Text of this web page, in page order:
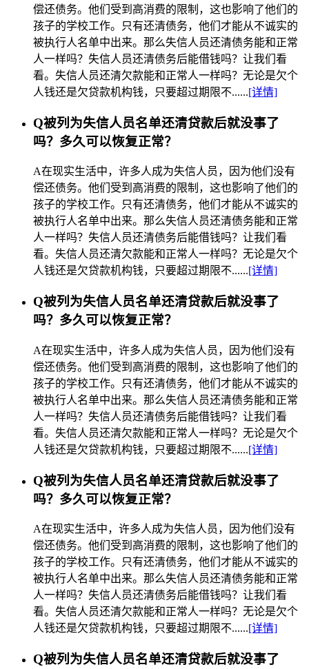
偿还债务。他们受到高消费的限制，这也影响了他们的
孩子的学校工作。只有还清债务，他们才能从不诚实的
被执行人名单中出来。那么失信人员还清债务能和正常
人一样吗？失信人员还清债务后能借钱吗？让我们看
看。失信人员还清欠款能和正常人一样吗？无论是欠个
人钱还是欠贷款机构钱，只要超过期限不......[详情]
Q被列为失信人员名单还清贷款后就没事了
吗？多久可以恢复正常？
A在现实生活中，许多人成为失信人员，因为他们没有
偿还债务。他们受到高消费的限制，这也影响了他们的
孩子的学校工作。只有还清债务，他们才能从不诚实的
被执行人名单中出来。那么失信人员还清债务能和正常
人一样吗？失信人员还清债务后能借钱吗？让我们看
看。失信人员还清欠款能和正常人一样吗？无论是欠个
人钱还是欠贷款机构钱，只要超过期限不......[详情]
Q被列为失信人员名单还清贷款后就没事了
吗？多久可以恢复正常？
A在现实生活中，许多人成为失信人员，因为他们没有
偿还债务。他们受到高消费的限制，这也影响了他们的
孩子的学校工作。只有还清债务，他们才能从不诚实的
被执行人名单中出来。那么失信人员还清债务能和正常
人一样吗？失信人员还清债务后能借钱吗？让我们看
看。失信人员还清欠款能和正常人一样吗？无论是欠个
人钱还是欠贷款机构钱，只要超过期限不......[详情]
Q被列为失信人员名单还清贷款后就没事了
吗？多久可以恢复正常？
A在现实生活中，许多人成为失信人员，因为他们没有
偿还债务。他们受到高消费的限制，这也影响了他们的
孩子的学校工作。只有还清债务，他们才能从不诚实的
被执行人名单中出来。那么失信人员还清债务能和正常
人一样吗？失信人员还清债务后能借钱吗？让我们看
看。失信人员还清欠款能和正常人一样吗？无论是欠个
人钱还是欠贷款机构钱，只要超过期限不......[详情]
Q被列为失信人员名单还清贷款后就没事了